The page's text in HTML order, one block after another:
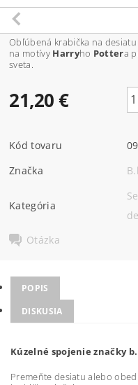
Obľúbená krabička na
na motívy Harryho Pottera
sveta.
21,20 €
Kód tovaru
Značka
Kategória
Otázka
POPIS
DISKUSIA
Kúzelné spojenie značky
Premeňte desiatu alebo